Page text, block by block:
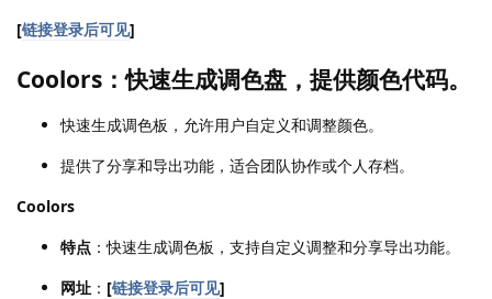
[链接登录后可见]
Coolors：快速生成调色盘，提供颜色代码。
快速生成调色板，允许用户自定义和调整颜色。
提供了分享和导出功能，适合团队协作或个人存档。
Coolors
特点 ：快速生成调色板，支持自定义调整和分享导出功能。
网址 ： [链接登录后可见]